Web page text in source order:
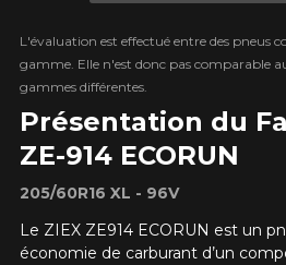
Présentation du
ZE-914 ECORUN
205/60R16 XL - 96V
Le ZIEX ZE914 ECORUN est un
économie de carburant d’un
L'évaluation est effectué entre des pneus
gamme. Elle n'est donc pas comparable
gammes différentes.
Courriel
Votre véhicule
Année